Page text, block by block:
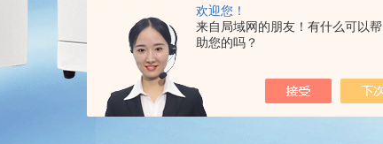
欢迎您！
来自局域网的朋友！有什么可以帮
助您的吗？